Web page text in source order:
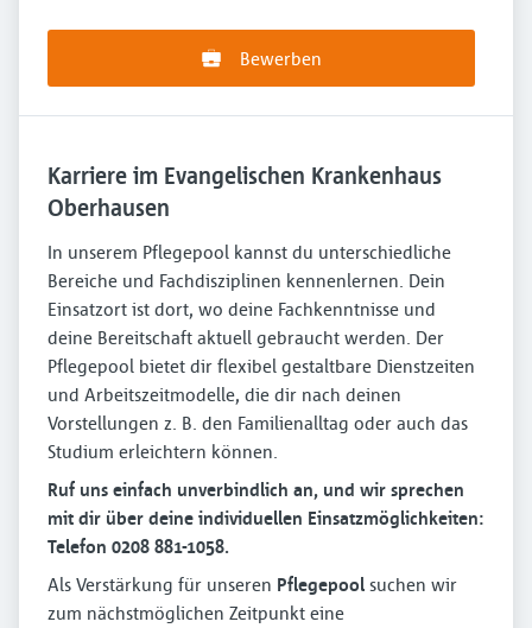
Bewerben
Karriere im Evangelischen Krankenhaus
Oberhausen
In unserem Pflegepool kannst du unterschiedliche
Bereiche und Fachdisziplinen kennenlernen. Dein
Einsatzort ist dort, wo deine Fachkenntnisse und
deine Bereitschaft aktuell gebraucht werden. Der
Pflegepool bietet dir flexibel gestaltbare Dienstzeiten
und Arbeitszeitmodelle, die dir nach deinen
Vorstellungen z. B. den Familienalltag oder auch das
Studium erleichtern können.
Ruf uns einfach unverbindlich an, und wir sprechen
mit dir über deine individuellen Einsatzmöglichkeiten:
Telefon 0208 881-1058.
Als Verstärkung für unseren Pflegepool suchen wir
zum nächstmöglichen Zeitpunkt eine